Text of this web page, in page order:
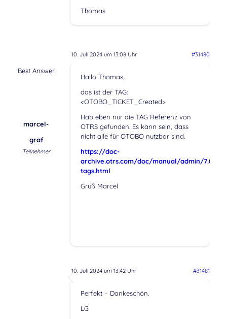
Thomas
10. Juli 2024 um 13:08 Uhr #31480
Best Answer
marcel-
graf
Teilnehmer
Hallo Thomas,
das ist der TAG:
<OTOBO_TICKET_Created>
Hab eben nur die TAG Referenz von
OTRS gefunden. Es kann sein, dass
nicht alle für OTOBO nutzbar sind.
https://doc-
archive.otrs.com/doc/manual/admin/7.0/
tags.html
Gruß Marcel
10. Juli 2024 um 13:42 Uhr #31481
Perfekt – Dankeschön.
LG